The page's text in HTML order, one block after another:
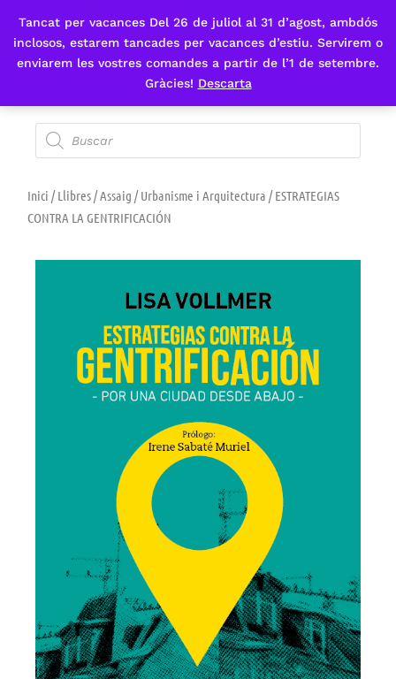
Tancat per vacances Del 26 de juliol al 31 d’agost, ambdós
inclosos, estarem tancades per vacances d’estiu. Servirem o
enviarem les vostres comandes a partir de l’1 de setembre.
Gràcies! Descarta
Fes-te'n sòcia
Inici /Llibres/Assaig /Urbanisme i Arquitectura / ESTRATEGIAS
CONTRA LA GENTRIFICACIÓN